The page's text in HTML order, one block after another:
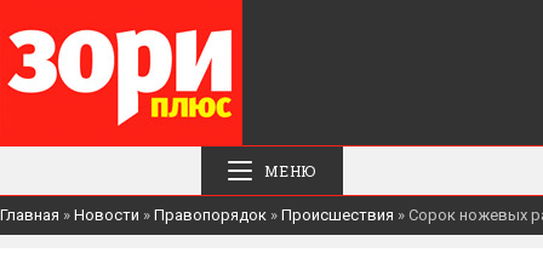
МЕНЮ
Главная » Новости » Правопорядок » Происшествия » Сорок ножевых